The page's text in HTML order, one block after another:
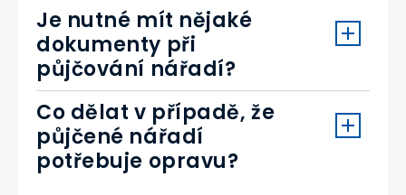
Je nutné mít nějaké
dokumenty při
půjčování nářadí?
Co dělat v případě, že
půjčené nářadí
potřebuje opravu?